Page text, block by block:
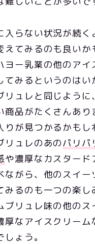
入らない状況が続く
えてみるのも良いか
ヨー乳業の他のアイ
てみるというのはい
リュレと同じように
商品がたくさんあり
が見つかるかもし
リュレのあのパリパ
や濃厚なカスタード
ながら、他のスイー
るのも一つの楽し
リュレ味の他のス
厚なアイスクリーム
ょう。